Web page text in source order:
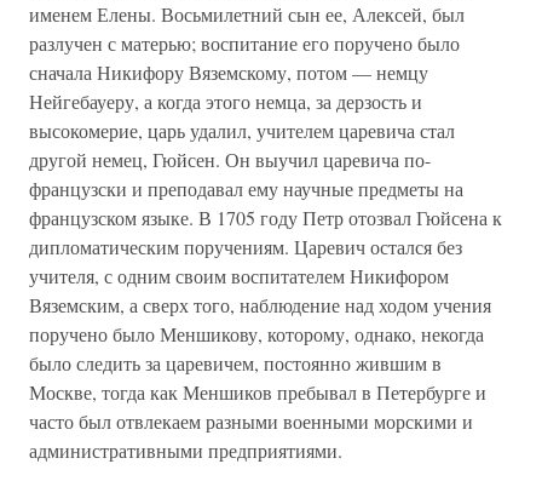
именем Елены. Восьмилетний сын ее, Алексей, был
разлучен с матерью; воспитание его поручено было
сначала Никифору Вяземскому, потом — немцу
Нейгебауеру, а когда этого немца, за дерзость и
высокомерие, царь удалил, учителем царевича стал
другой немец, Гюйсен. Он выучил царевича по-
французски и преподавал ему научные предметы на
французском языке. В 1705 году Петр отозвал Гюйсена к
дипломатическим поручениям. Царевич остался без
учителя, с одним своим воспитателем Никифором
Вяземским, а сверх того, наблюдение над ходом учения
поручено было Меншикову, которому, однако, некогда
было следить за царевичем, постоянно жившим в
Москве, тогда как Меншиков пребывал в Петербурге и
часто был отвлекаем разными военными морскими и
административными предприятиями.